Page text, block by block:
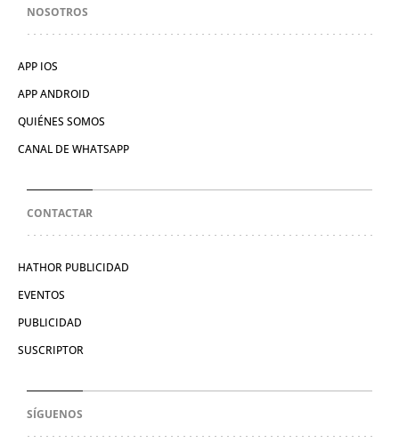
NOSOTROS
APP IOS
APP ANDROID
QUIÉNES SOMOS
CANAL DE WHATSAPP
CONTACTAR
HATHOR PUBLICIDAD
EVENTOS
PUBLICIDAD
SUSCRIPTOR
SÍGUENOS